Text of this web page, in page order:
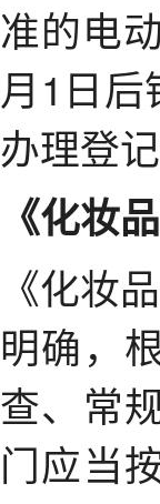
准的电
月1日
办理登记
《化妆
《化妆
明确，
查、常
门应当